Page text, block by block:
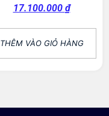
17.100.000 ₫
THÊM VÀO GIỎ HÀNG